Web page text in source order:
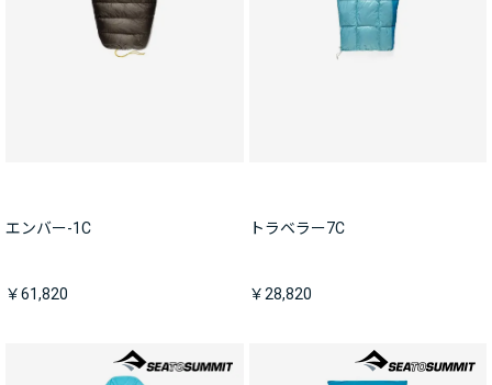
エンバー-1C
￥61,820
トラベラー7C
￥28,820